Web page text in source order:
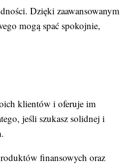
Dzięki zaawansowanym
mogą spać spokojnie,
klientów i oferuje im
jeśli szukasz solidnej i
finansowych oraz